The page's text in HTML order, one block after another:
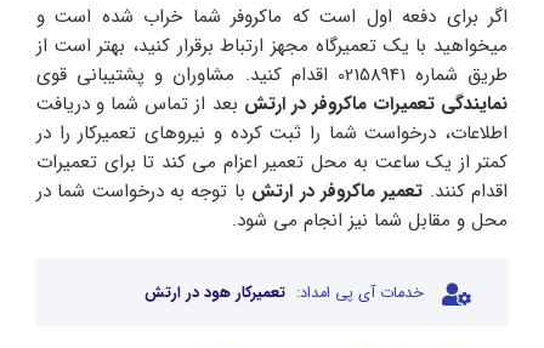
اگر برای دفعه اول است که ماکروفر شما خراب شده است و
میخواهید با یک تعمیرگاه مجهز ارتباط برقرار کنید، بهتر است از
طریق شماره 02158941 اقدام کنید. مشاوران و پشتیبانی قوی
نمایندگی تعمیرات ماکروفر در ارتش بعد از تماس شما و دریافت
اطلاعات، درخواست شما را ثبت کرده و نیروهای تعمیرکار را در
کمتر از یک ساعت به محل تعمیر اعزام می کند تا برای تعمیرات
اقدام کنند. تعمیر ماکروفر در ارتش با توجه به درخواست شما در
محل و مقابل شما نیز انجام می شود.
خدمات آی پی امداد: تعمیرکار هود در ارتش